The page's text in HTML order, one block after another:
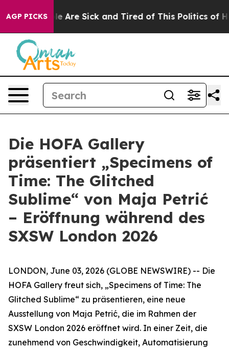
AGP PICKS
“People Are Sick and Tired of This Politics of
Die HOFA Gallery
präsentiert „Specimens of
Time: The Glitched
Sublime“ von Maja Petrić
– Eröffnung während des
SXSW London 2026
LONDON, June 03, 2026 (GLOBE NEWSWIRE) -- Die
HOFA Gallery freut sich, „Specimens of Time: The
Glitched Sublime“ zu präsentieren, eine neue
Ausstellung von Maja Petrić, die im Rahmen der
SXSW London 2026 eröffnet wird. In einer Zeit, die
zunehmend von Geschwindigkeit, Automatisierung